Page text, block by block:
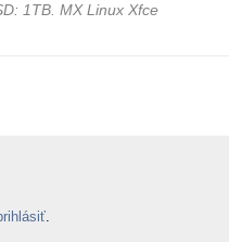
1TB. MX Linux Xfce